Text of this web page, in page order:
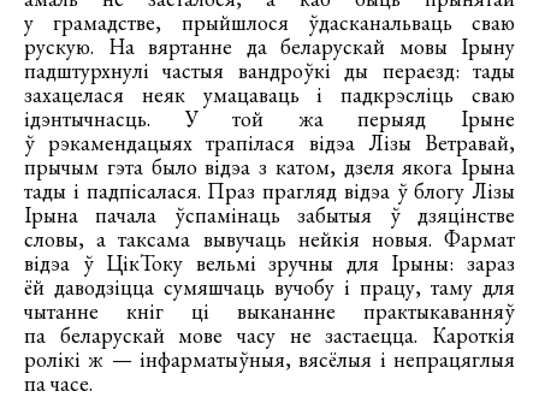
у грамадстве, прыйшлося ўдасканальваць сваю
рускую. На вяртанне да беларускай мовы Ірыну
падштурхнулі частыя вандроўкі ды пераезд: тады
захацелася неяк умацаваць і падкрэсліць сваю
ідэнтычнасць. У той жа перыяд Ірыне
ў рэкамендацыях трапілася відэа Лізы Ветравай,
прычым гэта было відэа з катом, дзеля якога Ірына
тады і падпісалася. Праз прагляд відэа ў блогу Лізы
Ірына пачала ўспамінаць забытыя ў дзяцінстве
словы, а таксама вывучаць нейкія новыя. Фармат
відэа ў ЦікТоку вельмі зручны для Ірыны: зараз
ёй даводзіцца сумяшчаць вучобу і працу, таму для
чытанне кніг ці выкананне практыкаванняў
па беларускай мове часу не застаецца. Кароткія
ролікі ж — інфарматыўныя, вясёлыя і непрацяглыя
па часе.